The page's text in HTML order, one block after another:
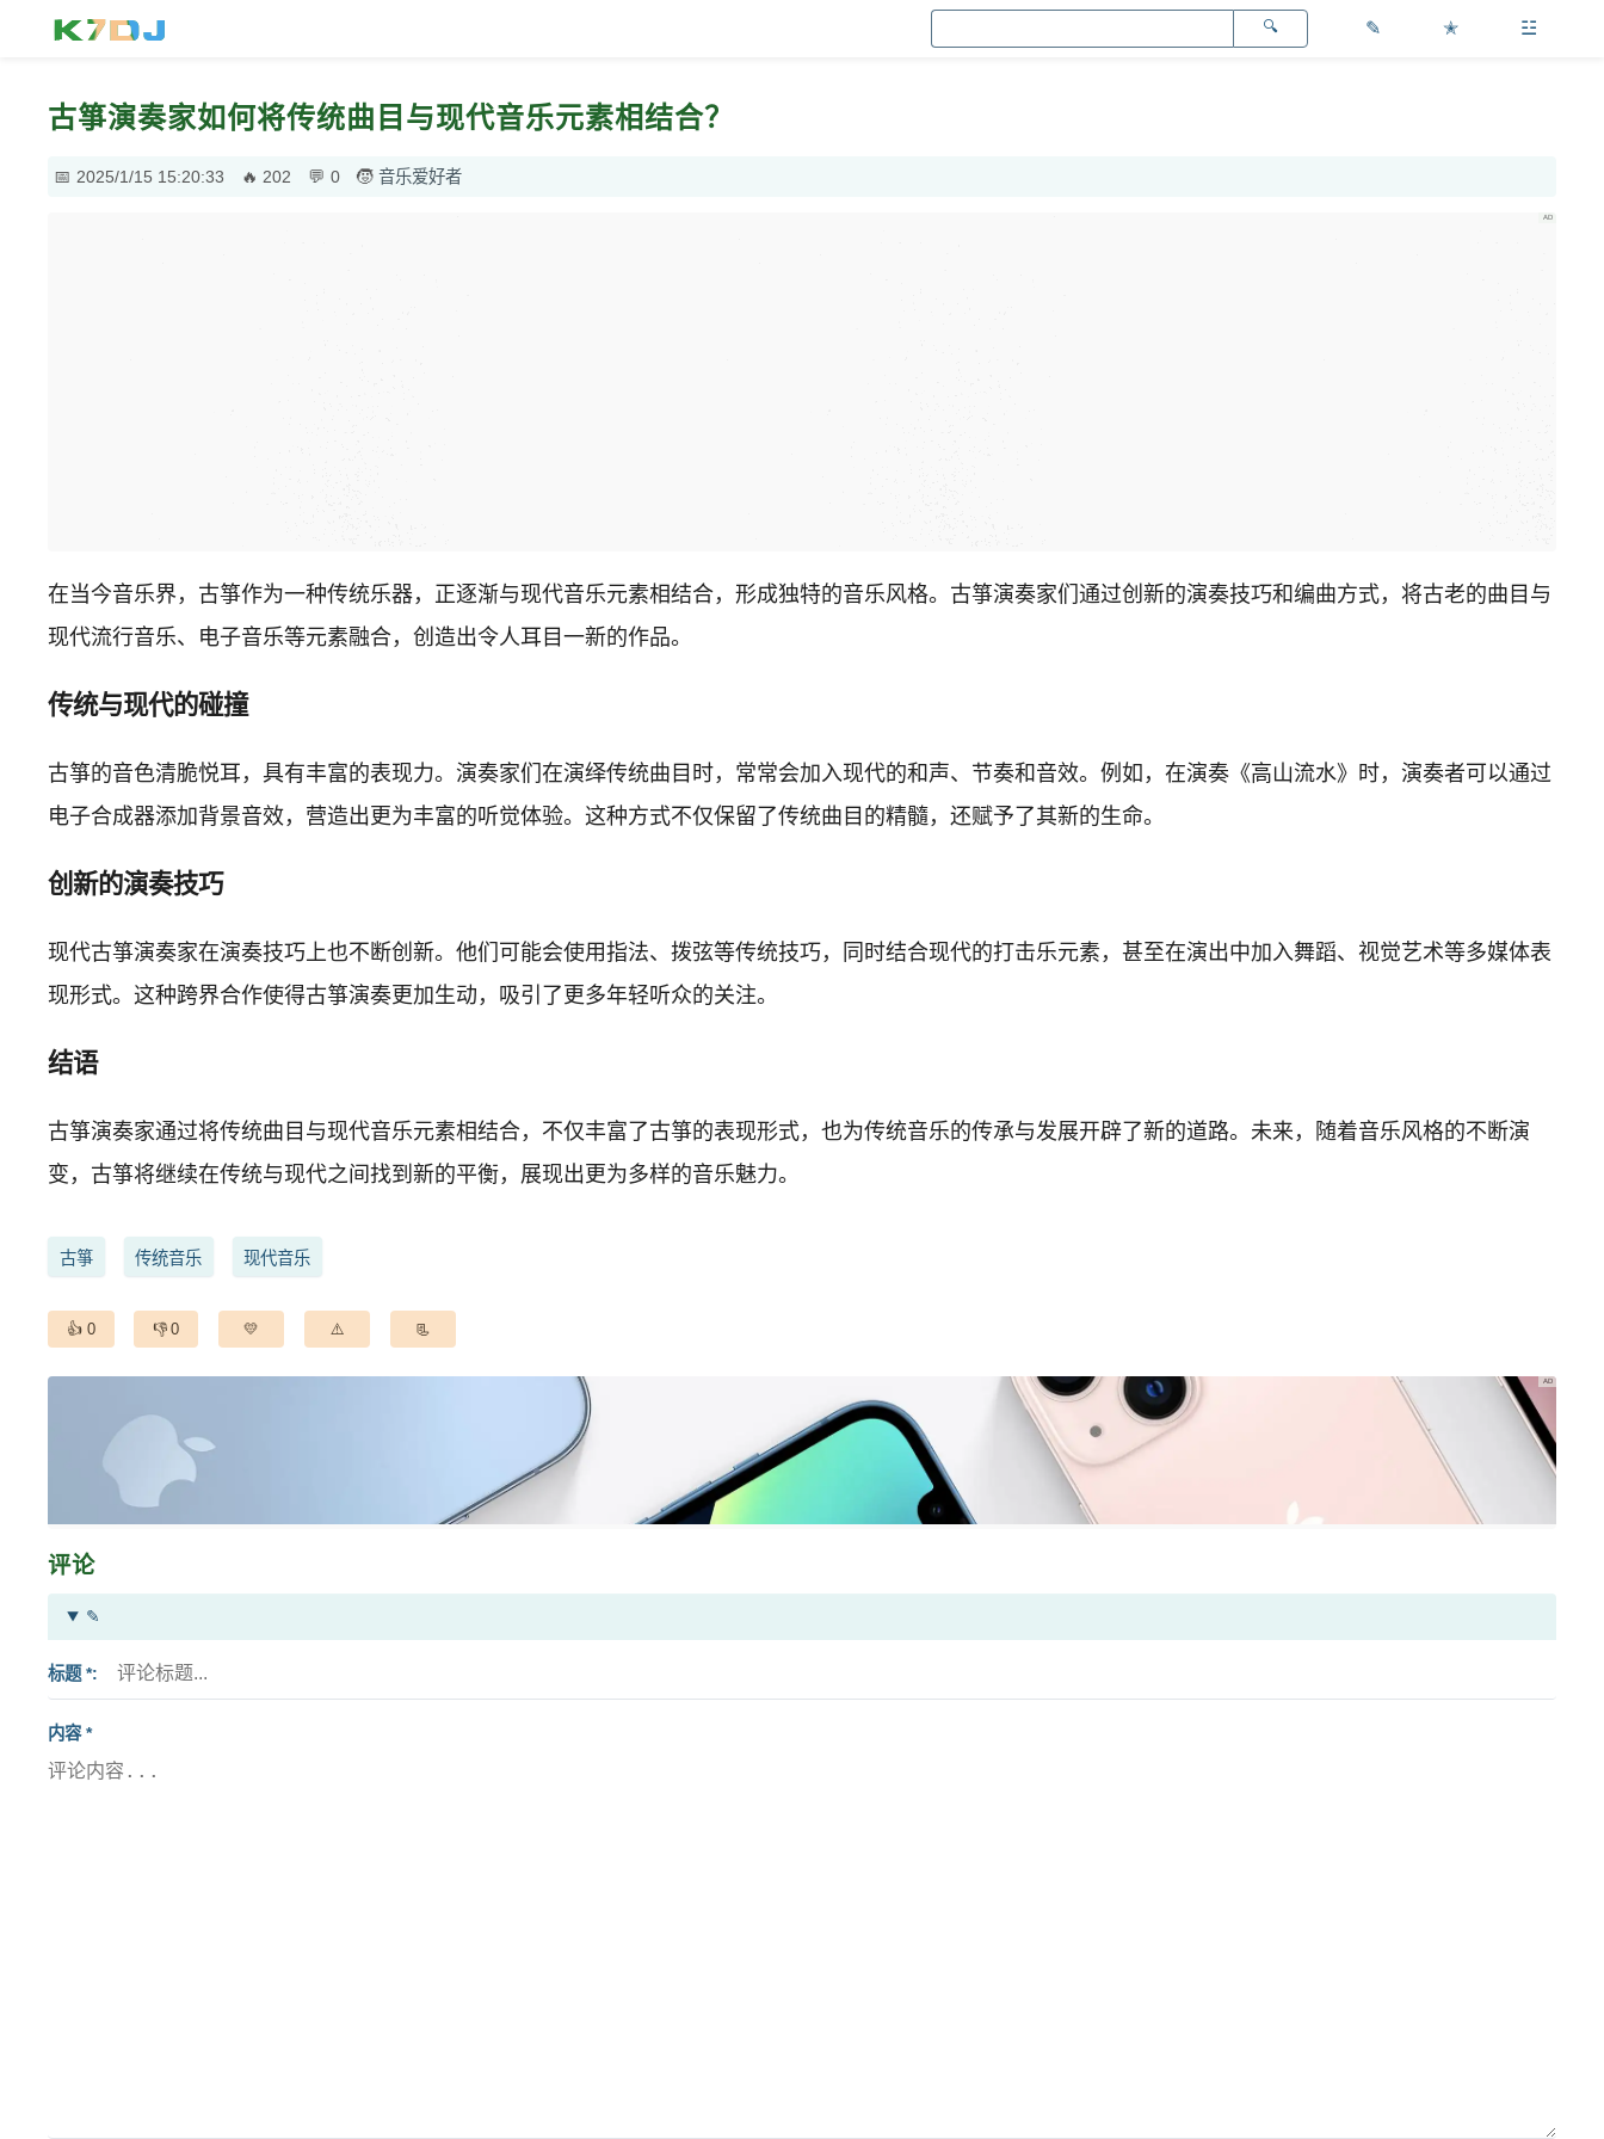
✎ ✭ ☳
古箏演奏家如何将传统曲目与现代音乐元素相结合？
2025/1/15 15:20:33 202 0 音乐爱好者
在当今音乐界，古箏作为一种传统乐器，正逐渐与现代音乐元素相结合，形成独特的音乐风格。古箏演奏家们通过创新的演奏技巧和编曲方式，将古老的曲目与
现代流行音乐、电子音乐等元素融合，创造出令人耳目一新的作品。
传统与现代的碰撞
古箏的音色清脆悦耳，具有丰富的表现力。演奏家们在演绎传统曲目时，常常会加入现代的和声、节奏和音效。例如，在演奏《高山流水》时，演奏者可以通过
电子合成器添加背景音效，营造出更为丰富的听觉体验。这种方式不仅保留了传统曲目的精髓，还赋予了其新的生命。
创新的演奏技巧
现代古箏演奏家在演奏技巧上也不断创新。他们可能会使用指法、拨弦等传统技巧，同时结合现代的打击乐元素，甚至在演出中加入舞蹈、视觉艺术等多媒体表
现形式。这种跨界合作使得古箏演奏更加生动，吸引了更多年轻听众的关注。
结语
古箏演奏家通过将传统曲目与现代音乐元素相结合，不仅丰富了古箏的表现形式，也为传统音乐的传承与发展开辟了新的道路。未来，随着音乐风格的不断演
变，古箏将继续在传统与现代之间找到新的平衡，展现出更为多样的音乐魅力。
古箏 传统音乐 现代音乐
0 0
评论
✎
标题 *
内容 *